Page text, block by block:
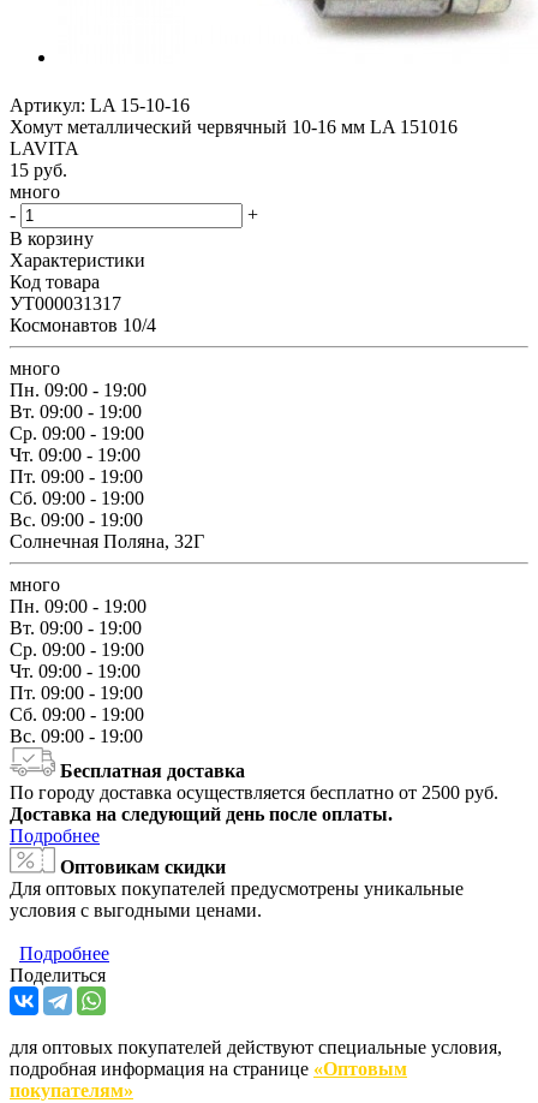
Артикул: LA 15-10-16
Хомут металлический червячный 10-16 мм LA 151016
LAVITA
15 руб.
много
-
+
В корзину
Характеристики
Код товара
УТ000031317
Космонавтов 10/4
много
Пн. 09:00 - 19:00
Вт. 09:00 - 19:00
Ср. 09:00 - 19:00
Чт. 09:00 - 19:00
Пт. 09:00 - 19:00
Сб. 09:00 - 19:00
Вс. 09:00 - 19:00
Солнечная Поляна, 32Г
много
Пн. 09:00 - 19:00
Вт. 09:00 - 19:00
Ср. 09:00 - 19:00
Чт. 09:00 - 19:00
Пт. 09:00 - 19:00
Сб. 09:00 - 19:00
Вс. 09:00 - 19:00
Бесплатная доставка
По городу доставка осуществляется бесплатно от 2500 руб.
Доставка на следующий день после оплаты.
Подробнее
Оптовикам скидки
Для оптовых покупателей предусмотрены уникальные
условия с выгодными ценами.
Подробнее
Поделиться
для оптовых покупателей действуют специальные условия,
подробная информация на странице «Оптовым
покупателям»